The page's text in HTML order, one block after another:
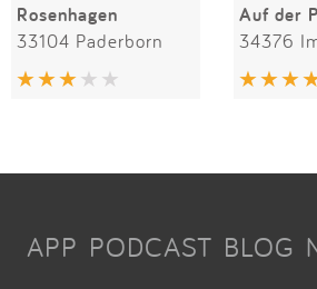
Rosenhagen
33104 Paderborn
Auf der
34376
APP PODCAST BLOG